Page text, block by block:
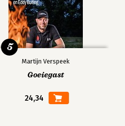
Martijn Verspeek
Goeiegast
24,34
5